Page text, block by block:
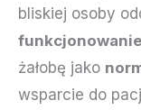
bliskiej osoby
żałobę jako
wsparcie do